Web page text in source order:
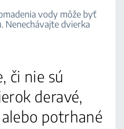
vody môže byť
Nenechávajte dvierka
či nie sú
deravé,
potrhané